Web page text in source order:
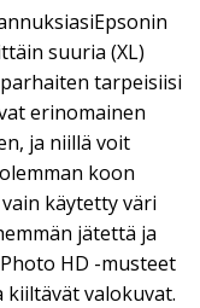
suuria (XL)
tarpeisiisi
erinomainen
ja niillä voit
koon
käytetty väri
jätettä ja
HD -musteet
kiiltävät valokuvat.